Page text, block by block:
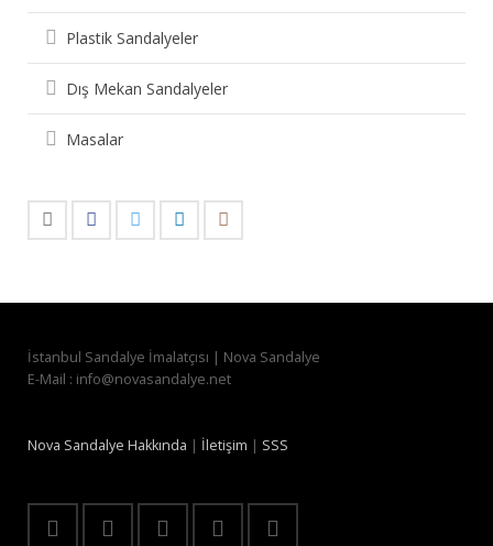
Plastik Sandalyeler
Dış Mekan Sandalyeler
Masalar
İstanbul Sandalye İmalatçısı | Nova Sandalye
E-Mail : info@novasandalye.net
Nova Sandalye Hakkında | İletişim | SSS